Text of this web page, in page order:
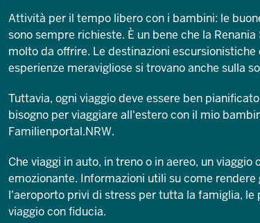
Attività per il tempo libero con i bambini: le
sono sempre richieste. È un bene che la
molto da offrire. Le destinazioni
esperienze meravigliose si trovano anche sulla
Tuttavia, ogni viaggio deve essere ben
bisogno per viaggiare all'estero con il mio
Familienportal.NRW.
Che viaggi in auto, in treno o in aereo, un
emozionante. Informazioni utili su come
l'aeroporto privi di stress per tutta la famiglia,
viaggio con fiducia.